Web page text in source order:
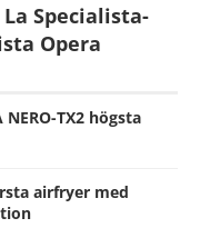
Specialista-
Opera
TX2 högsta
airfryer med